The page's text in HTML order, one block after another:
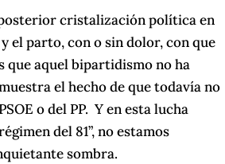
posterior cristalización política en
el parto, con o sin dolor, con que
que aquel bipartidismo no ha
el hecho de que todavía no
o del PP. Y en esta lucha
del 81”, no estamos
sombra.